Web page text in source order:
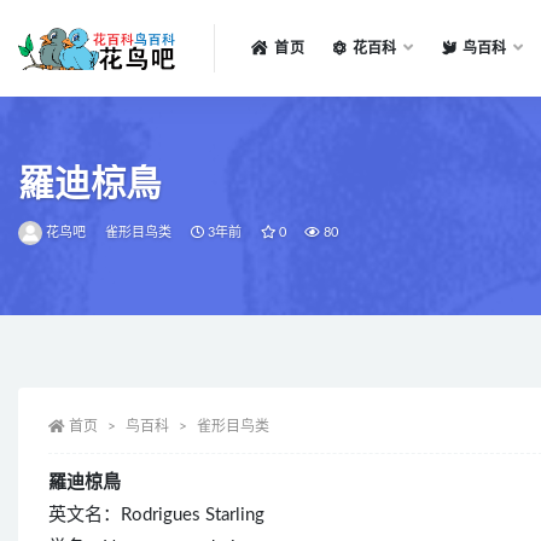
首页 花百科 鸟百科
羅迪椋鳥
花鸟吧 雀形目鸟类 3年前 0 80
首页 鸟百科 雀形目鸟类
羅迪椋鳥
英文名：Rodrigues Starling